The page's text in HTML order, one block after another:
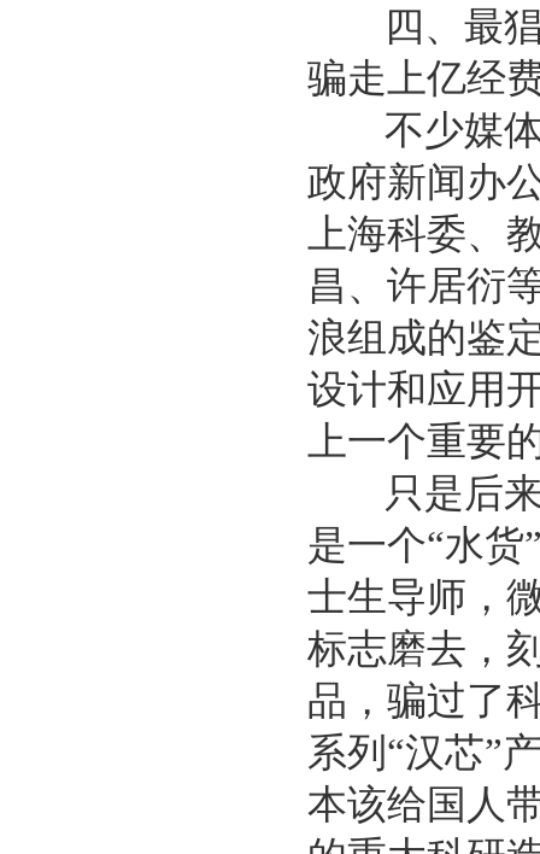
四、最猖
骗走上亿经
不少媒体
政府新闻办
上海科委、
昌、许居衍
浪组成的鉴
设计和应用
上一个重要
只是后来
是一个“水
士生导师，
标志磨去，
品，骗过了
系列“汉芯”
本该给国人